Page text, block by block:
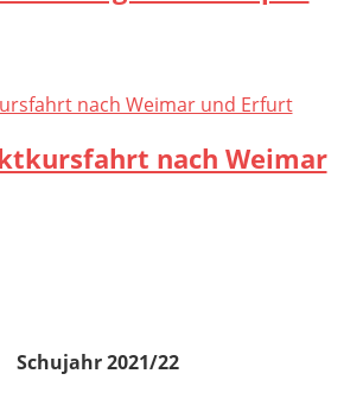
nach Weimar
Schujahr 2021/22